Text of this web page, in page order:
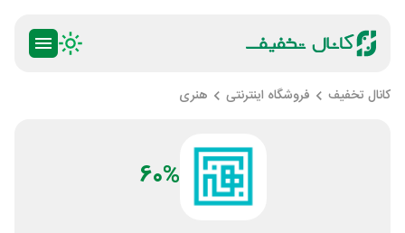
کانال تخفیف فروشگاه اینترنتی هنری
60%